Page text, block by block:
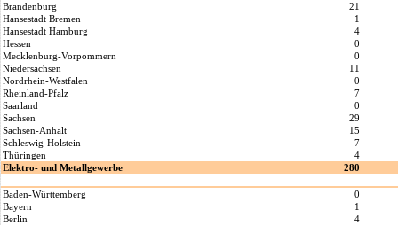
Brandenburg
21
Hansestadt Bremen
1
Hansestadt Hamburg
4
Hessen
0
Mecklenburg-Vorpommern
0
Niedersachsen
11
Nordrhein-Westfalen
0
Rheinland-Pfalz
7
Saarland
0
Sachsen
29
Sachsen-Anhalt
15
Schleswig-Holstein
7
Thüringen
4
Elektro- und Metallgewerbe
280
Baden-Württemberg
0
Bayern
1
Berlin
4